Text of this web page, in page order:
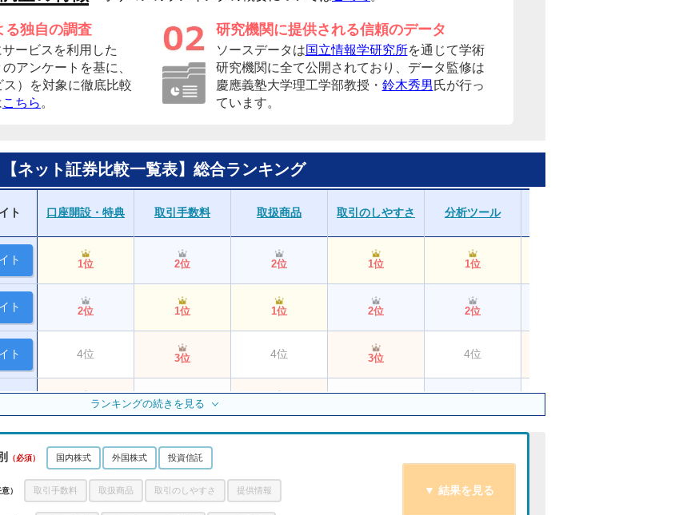
る独自の調査
ービスを利用した
アンケートを基に、
）を対象に徹底比較
こちら 。
研究機関に提供される信頼のデータ
ソースデータは国立情報学研究所を通じて学術
研究機関に全て公開されており、データ監修は
慶應義塾大学理工学部教授・ 鈴木秀男 氏が行っ
ています。
【ネット証券比較一覧表】総合ランキング
ト 口座開設・特典 取引手数料 取扱商品 取引のしやすさ 分析ツール
ト 1位 2位 2位 1位 1位
ト 2位 1位 1位 2位 2位
ト 4位 3位 4位 3位 4位
3位 6位
5位 4位
6位 8位 7位 7位
ランキングの続きを見る
（必須） 国内株式 外国株式 投資信託
意） 取引手数料 取扱商品 取引のしやすさ 提供情報